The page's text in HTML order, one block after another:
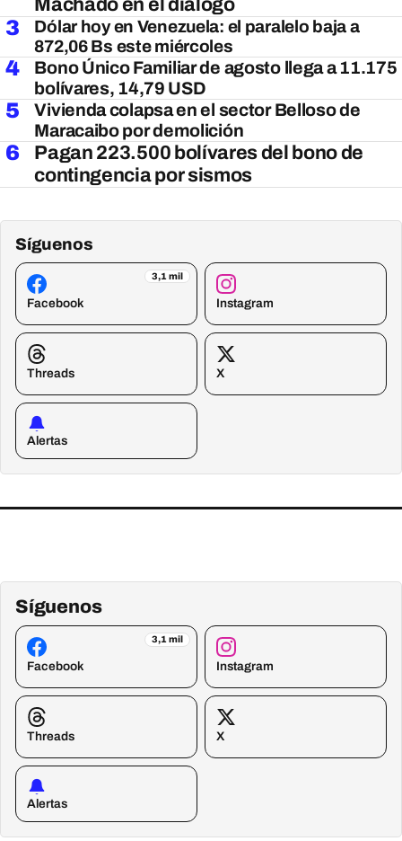
3
Dólar hoy en Venezuela: el paralelo baja a
872,06 Bs este miércoles
4
Bono Único Familiar de agosto llega a 11.175
bolívares, 14,79 USD
5
Vivienda colapsa en el sector Belloso de
Maracaibo por demolición
6
Pagan 223.500 bolívares del bono de
contingencia por sismos
Síguenos
3,1 mil
Facebook Instagram
Threads X
Alertas
Síguenos
3,1 mil
Facebook Instagram
Threads X
Alertas